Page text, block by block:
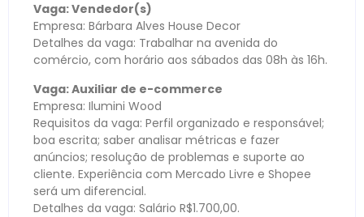
Vaga: Vendedor(s)
Empresa: Bárbara Alves House Decor
Detalhes da vaga: Trabalhar na avenida do
comércio, com horário aos sábados das 08h às 16h.
Vaga: Auxiliar de e-commerce
Empresa: Ilumini Wood
Requisitos da vaga: Perfil organizado e responsável;
boa escrita; saber analisar métricas e fazer
anúncios; resolução de problemas e suporte ao
cliente. Experiência com Mercado Livre e Shopee
será um diferencial.
Detalhes da vaga: Salário R$1.700,00.